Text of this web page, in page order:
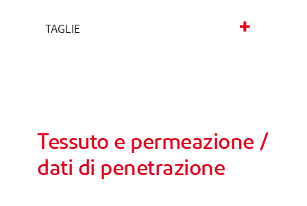
TAGLIE
Tessuto e permeazione /
dati di penetrazione